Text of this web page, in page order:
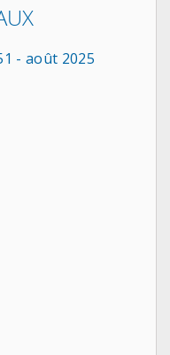
- août 2025